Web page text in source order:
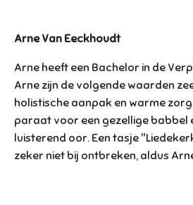
Arne Van Eeckhoudt
Arne heeft een Bachelor in de
Arne zijn de volgende waarden
holistische aanpak en warme
paraat voor een gezellige babbel
luisterend oor. Een tasje
zeker niet bij ontbreken, aldus